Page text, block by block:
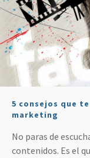
5 consejos que
marketing
No paras de
contenidos. Es el